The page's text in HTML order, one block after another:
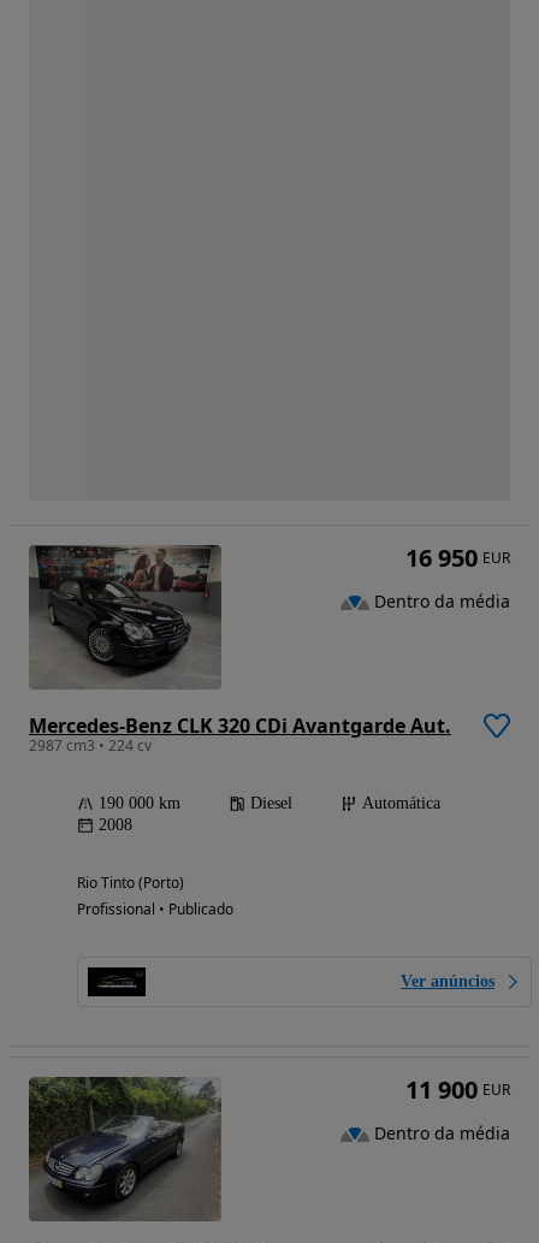
Mercedes-Benz CLK 320 CDi Avantgarde Aut.
2987 cm3 • 224 cv
190 000 km Diesel
Automática
2008
Rio Tinto (Porto)
Profissional • Publicado
Ver anúncios
16 950 EUR
Dentro da média
11 900 EUR
Dentro da média